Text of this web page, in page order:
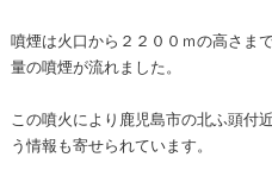
噴煙は火口から２２００ｍの高さま
量の噴煙が流れました。
この噴火により鹿児島市の北ふ頭付
う情報も寄せられています。